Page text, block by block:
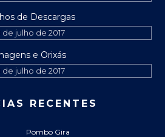
de Descargas
de julho de 2017
e Orixás
de julho de 2017
RECENTES
Pombo Gira